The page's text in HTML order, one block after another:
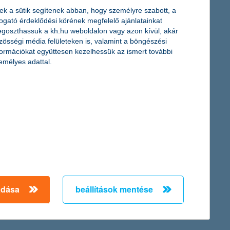
is. A biztosítási szerződések száma meghaladta a 891 ezret,
növekedést értünk el.”
a sütik segítenek abban, hogy személyre szabott, a
érdeklődési körének megfelelő ajánlatainkat
a kh.hu weboldalon vagy azon kívül, akár
média felületeken is, valamint a böngészési
együttesen kezelhessük az ismert további
adattal.
beállítások mentése